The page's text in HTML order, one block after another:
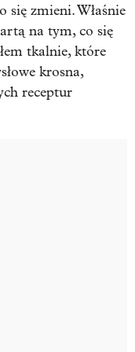
się zmieni. Właśnie
na tym, co się
tkalnie, które
krosna,
receptur